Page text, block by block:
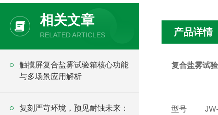
相关文章
RELATED ARTICLES
触摸屏复合盐雾试验箱核心功能
与多场景应用解析
复刻严苛环境，预见耐蚀未来：
产品详情
复合盐雾试
型号